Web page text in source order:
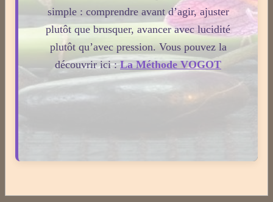
Apithérapie
Phytothérapie
simple : comprendre avant d’agir, ajuster
plutôt que brusquer, avancer avec lucidité
plutôt qu’avec pression. Vous pouvez la
découvrir ici :La Méthode VOGOT